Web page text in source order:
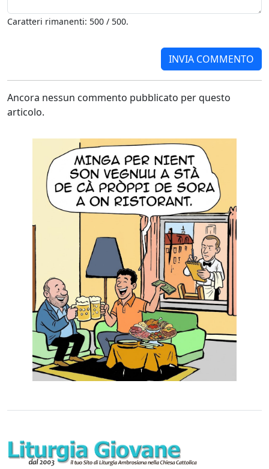
Caratteri rimanenti: 500 / 500.
Ancora nessun commento pubblicato per questo
articolo.